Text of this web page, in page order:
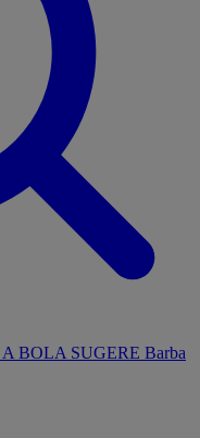
A BOLA SUGERE Barba